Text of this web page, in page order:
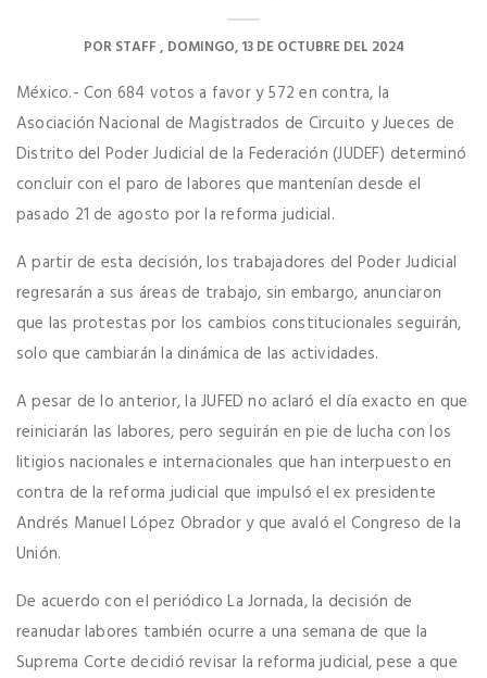
PORSTAFF DOMINGO, 13 DE OCTUBRE DEL 2024
México.- Con 684 votos a favor y 572 en contra, la
Asociación Nacional de Magistrados de Circuito y Jueces de
Distrito del Poder Judicial de la Federación (JUDEF) determinó
concluir con el paro de labores que mantenían desde el
pasado 21 de agosto por la reforma judicial.
A partir de esta decisión, los trabajadores del Poder Judicial
regresarán a sus áreas de trabajo, sin embargo, anunciaron
que las protestas por los cambios constitucionales seguirán,
solo que cambiarán la dinámica de las actividades.
A pesar de lo anterior, la JUFED no aclaró el día exacto en que
reiniciarán las labores, pero seguirán en pie de lucha con los
litigios nacionales e internacionales que han interpuesto en
contra de la reforma judicial que impulsó el ex presidente
Andrés Manuel López Obrador y que avaló el Congreso de la
Unión.
De acuerdo con el periódico La Jornada, la decisión de
reanudar labores también ocurre a una semana de que la
Suprema Corte decidió revisar la reforma judicial, pese a que